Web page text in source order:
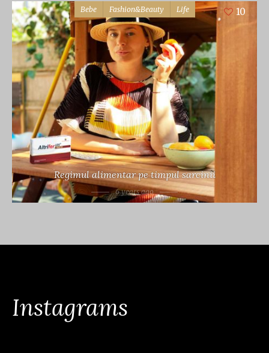
Bebe Fashion&Beauty Life 10
Regimul alimentar pe timpul sarcinii
6 years ago
Instagrams